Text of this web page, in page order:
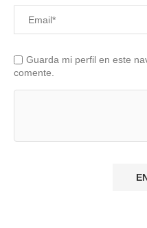
Guarda mi perfil en este
comente.